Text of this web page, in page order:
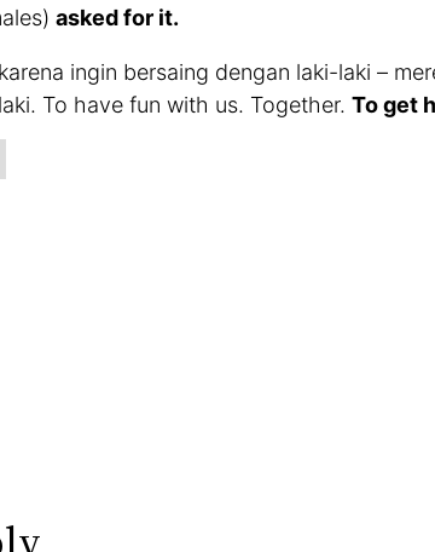
asked for it.
ingin bersaing dengan laki-laki –
To have fun with us. Together. To get